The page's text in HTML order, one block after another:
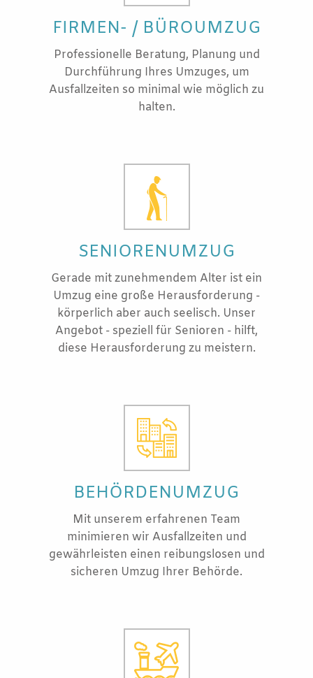
FIRMEN- / BÜROUMZUG
Professionelle Beratung, Planung und
Durchführung Ihres Umzuges, um
Ausfallzeiten so minimal wie möglich zu
halten.
SENIORENUMZUG
Gerade mit zunehmendem Alter ist ein
Umzug eine große Herausforderung -
körperlich aber auch seelisch. Unser
Angebot - speziell für Senioren - hilft,
diese Herausforderung zu meistern.
BEHÖRDENUMZUG
Mit unserem erfahrenen Team
minimieren wir Ausfallzeiten und
gewährleisten einen reibungslosen und
sicheren Umzug Ihrer Behörde.